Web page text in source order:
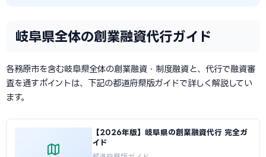
岐阜県全体の創業融資代行ガイド
各務原市を含む岐阜県全体の創業融資・制度融資と、代行で融資審
査を通すポイントは、下記の都道府県版ガイドで詳しく解説してい
ます。
【2026年版】岐阜県の創業融資代行 完全ガ
イド